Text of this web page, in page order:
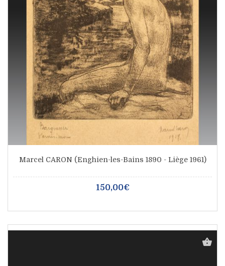
Marcel CARON (Enghien-les-Bains 1890 - Liège 1961)
150,00€